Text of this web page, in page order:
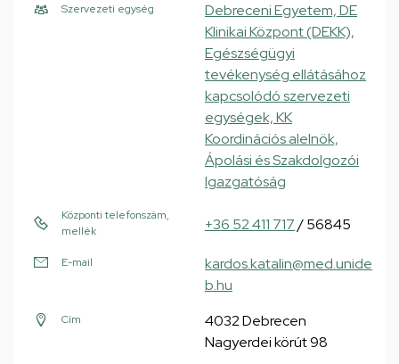
Szervezeti egység
Debreceni Egyetem, DE
Klinikai Központ (DEKK),
Egészségügyi
tevékenység ellátásához
kapcsolódó szervezeti
egységek, KK
Koordinációs alelnök,
Ápolási és Szakdolgozói
Igazgatóság
Központi telefonszám,
mellék
+36 52 411 717/ 56845
E-mail
kardos.katalin@med.unide
b.hu
Cím
4032 Debrecen
Nagyerdei körút 98